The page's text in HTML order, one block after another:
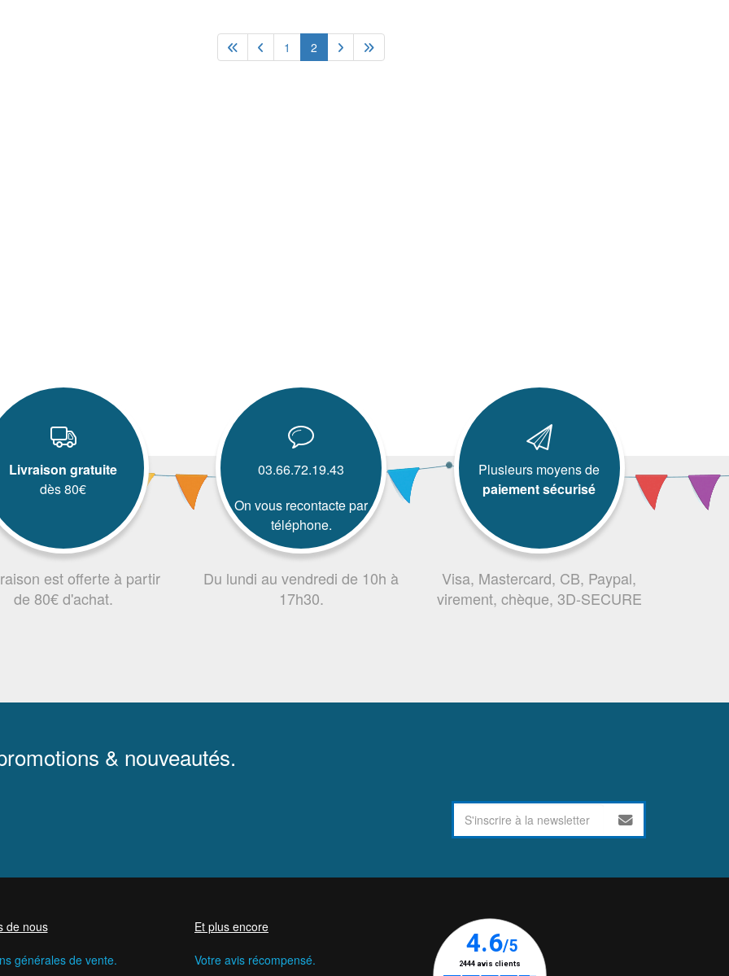
1 2
Livraison gratuite
dès 80€
est offerte à partir
de 80€ d'achat.
03.66.72.19.43
On vous recontacte par
téléphone.
Du lundi au vendredi de 10h à
17h30.
Plusieurs moyens de
paiement sécurisé
Visa, Mastercard, CB, Paypal,
virement, chèque, 3D-SECURE
& nouveautés.
de nous
générales de vente.
Et plus encore
Votre avis récompensé.